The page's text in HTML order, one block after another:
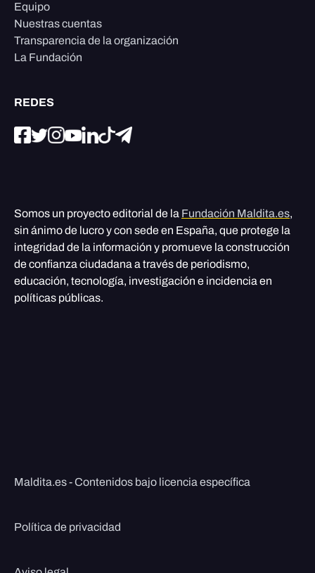
Equipo
Nuestras cuentas
Transparencia de la organización
La Fundación
REDES
Somos un proyecto editorial de la Fundación Maldita.es,
sin ánimo de lucro y con sede en España, que protege la
integridad de la información y promueve la construcción
de confianza ciudadana a través de periodismo,
educación, tecnología, investigación e incidencia en
políticas públicas.
Maldita.es - Contenidos bajo licencia específica
Política de privacidad